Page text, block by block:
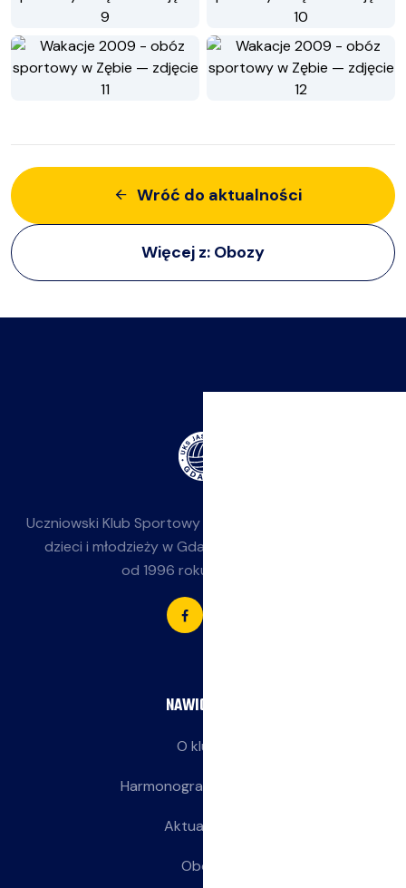
Wróć do aktualności
Więcej z: Obozy
Uczniowski Klub Sportowy
dzieci i młodzieży w Gdańsku-Jasieniu. Działamy
od 1996 roku przy SP 85.
NAWIGACJA
O klubie
Harmonogram treningów
Aktualności
Obozy